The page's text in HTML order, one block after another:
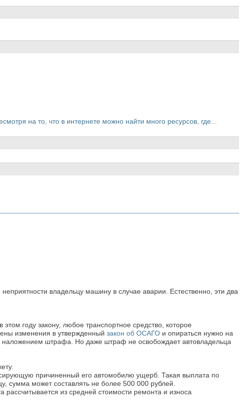
владельцу машину в случае аварии. Естественно, эти два
году закону, любое транспортное средство, которое
изменения в утвержденный закон об ОСАГО и опираться нужно на
наложением штрафа. Но даже штраф не освобождает автовладельца
причиненный его автомобилю ущерб. Такая выплата по
сумма может составлять не более 500 000 рублей.
из средней стоимости ремонта и износа